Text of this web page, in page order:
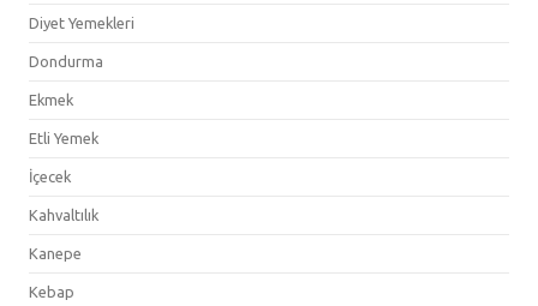
Diyet Yemekleri
Dondurma
Ekmek
Etli Yemek
İçecek
Kahvaltılık
Kanepe
Kebap